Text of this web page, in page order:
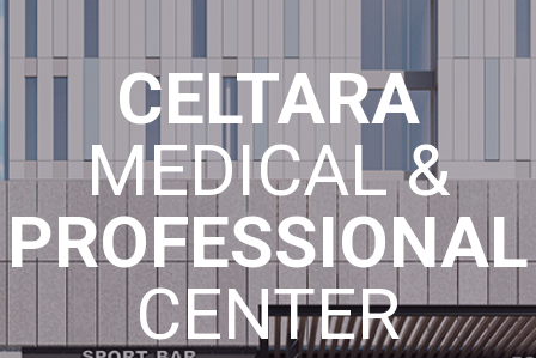
CELTARA
MEDICAL &
PROFESSIONAL
CENTER